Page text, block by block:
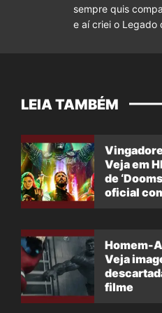
sempre quis
e aí criei o Legado
LEIA TAMBÉM
Veja em
de
oficial
Homem-
Veja
filme